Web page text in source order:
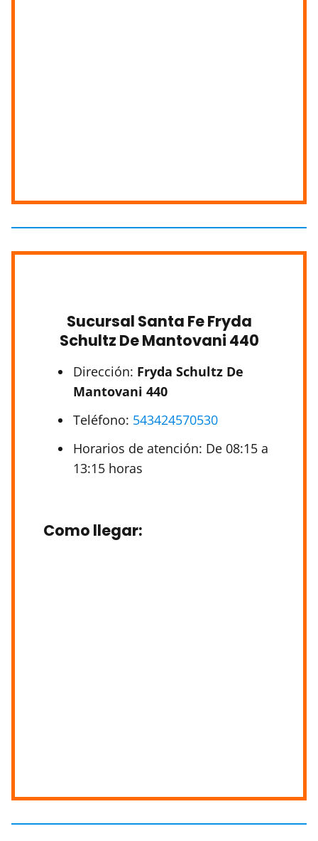
Sucursal Santa Fe Fryda
Schultz De Mantovani 440
Dirección: Fryda Schultz De
Mantovani 440
Teléfono: 543424570530
Horarios de atención: De 08:15 a
13:15 horas
Como llegar: